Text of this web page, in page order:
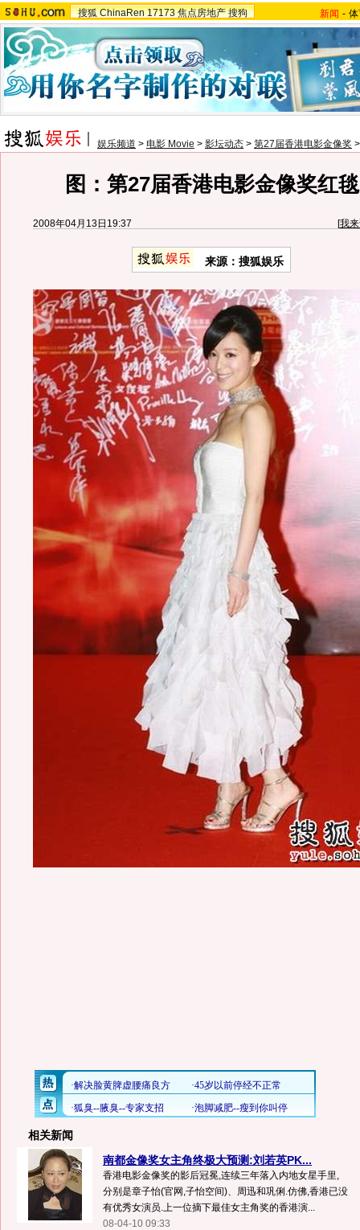
搜狐 ChinaRen 17173 焦点房地产 搜狗 新闻 -
娱乐频道 > 电影 Movie > 影坛动态 > 第27届香港电影金像奖
图：第27届香港电影金像奖红
2008年04月13日19:37 [我
来源：搜狐娱乐
相关新闻
南都金像奖女主角终极大预测:刘若英PK...
香港电影金像奖的影后冠冕,连续三年落入内地女星手里,
分别是章子怡(官网,子怡空间)、周迅和巩俐.仿佛,香港已没
有优秀女演员.上一位摘下最佳女主角奖的香港演...
08-04-10 09:33